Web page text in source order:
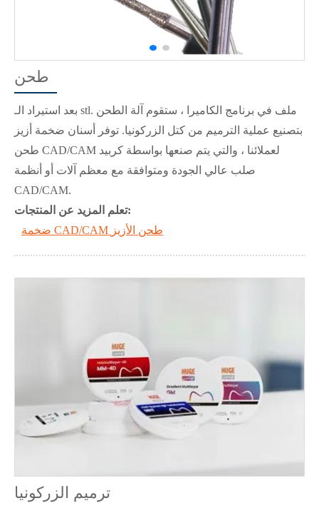
طحن
بعد استيراد الـ stl. ملف في برنامج الكاميرا ، ستقوم آلة الطحن
بتصنيع عملية الترميم من كتل الزركونيا. توفر أسنان ضخمة أزيز
طحن CAD/CAM لعملائنا ، والتي يتم صنعها بواسطة كربيد
صلب عالي الجودة ومتوافقة مع معظم آلات أو أنظمة
CAD/CAM.
تعلم المزيد عن المنتجات:
ضخمة CAD/CAM طحن الأزيز
ترميم الزركونيا